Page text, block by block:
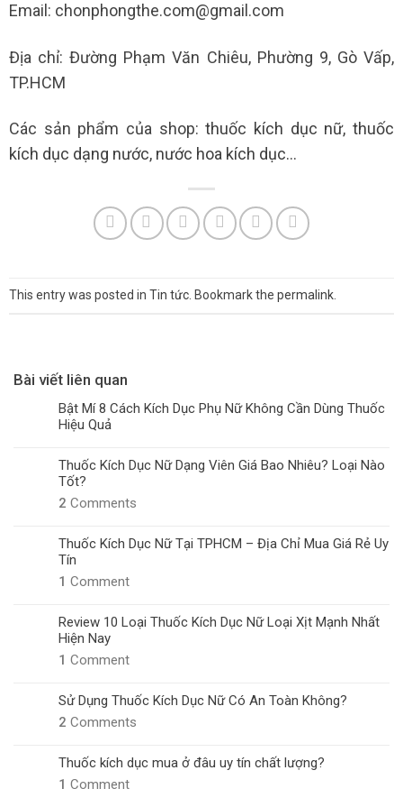
Email: chonphongthe.com@gmail.com
Địa chỉ: Đường Phạm Văn Chiêu, Phường 9, Gò Vấp,
TP.HCM
Các sản phẩm của shop:thuốc kích dục nữ,thuốc
kích dục dạng nước, nước hoa kích dục…
This entry was posted in Tin tức. Bookmark the permalink.
Bài viết liên quan
Bật Mí 8 Cách Kích Dục Phụ Nữ Không Cần Dùng Thuốc
Hiệu Quả
Thuốc Kích Dục Nữ Dạng Viên Giá Bao Nhiêu? Loại Nào
Tốt?
2 Comments
Thuốc Kích Dục Nữ Tại TPHCM – Địa Chỉ Mua Giá Rẻ Uy
Tín
1 Comment
Review 10 Loại Thuốc Kích Dục Nữ Loại Xịt Mạnh Nhất
Hiện Nay
1 Comment
Sử Dụng Thuốc Kích Dục Nữ Có An Toàn Không?
2 Comments
Thuốc kích dục mua ở đâu uy tín chất lượng?
1 Comment